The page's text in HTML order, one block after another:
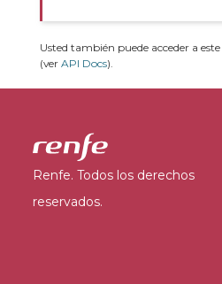
Usted también puede acceder a
(ver API Docs).
Renfe. Todos los derechos
reservados.